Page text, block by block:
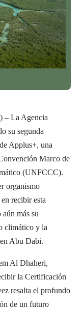
– La Agencia
su segunda
Applus+, una
Marco de
(UNFCCC).
organismo
recibir esta
más su
climático y la
Abu Dabi.
Al Dhaheri,
la Certificación
resalta el profundo
de un futuro